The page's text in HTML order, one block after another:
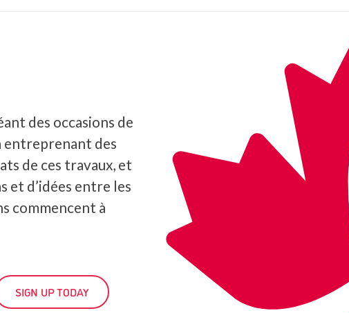
des occasions de
des
de ces travaux, et
et d’idées entre les
commencent à
SIGN UP TODAY